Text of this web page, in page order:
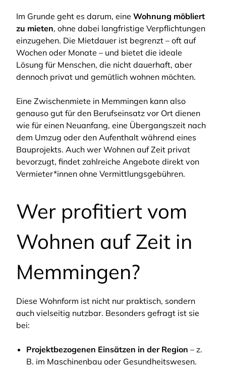
Im Grunde geht es darum, eine Wohnung möbliert
zu mieten, ohne dabei langfristige Verpflichtungen
einzugehen. Die Mietdauer ist begrenzt – oft auf
Wochen oder Monate – und bietet die ideale
Lösung für Menschen, die nicht dauerhaft, aber
dennoch privat und gemütlich wohnen möchten.
Eine Zwischenmiete in Memmingen kann also
genauso gut für den Berufseinsatz vor Ort dienen
wie für einen Neuanfang, eine Übergangszeit nach
dem Umzug oder den Aufenthalt während eines
Bauprojekts. Auch wer Wohnen auf Zeit privat
bevorzugt, findet zahlreiche Angebote direkt von
Vermieter*innen ohne Vermittlungsgebühren.
Wer profitiert vom
Wohnen auf Zeit in
Memmingen?
Diese Wohnform ist nicht nur praktisch, sondern
auch vielseitig nutzbar. Besonders gefragt ist sie
bei:
Projektbezogenen Einsätzen in der Region – z.
B. im Maschinenbau oder Gesundheitswesen.